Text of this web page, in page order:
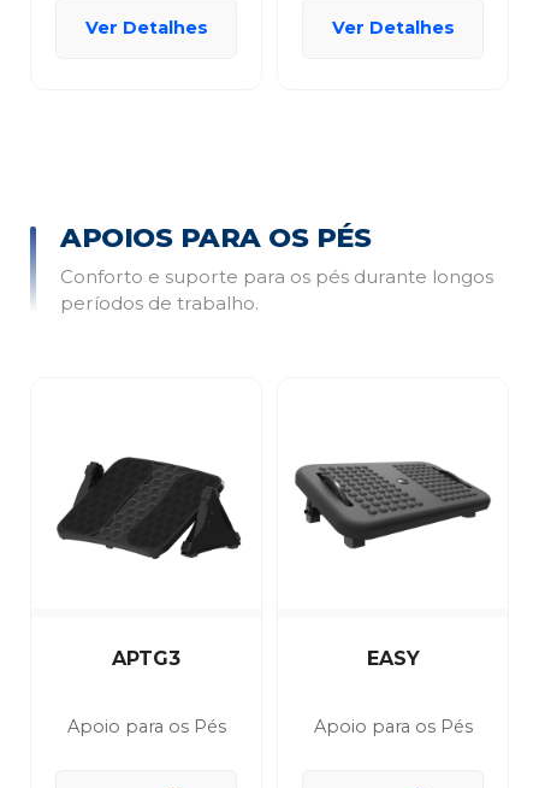
Ver Detalhes Ver Detalhes
APOIOS PARA OS PÉS
Conforto e suporte para os pés durante longos
períodos de trabalho.
APTG3
Apoio para os Pés
EASY
Apoio para os Pés